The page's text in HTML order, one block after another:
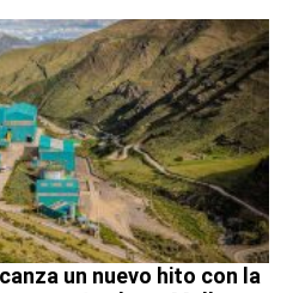
un nuevo hito con la